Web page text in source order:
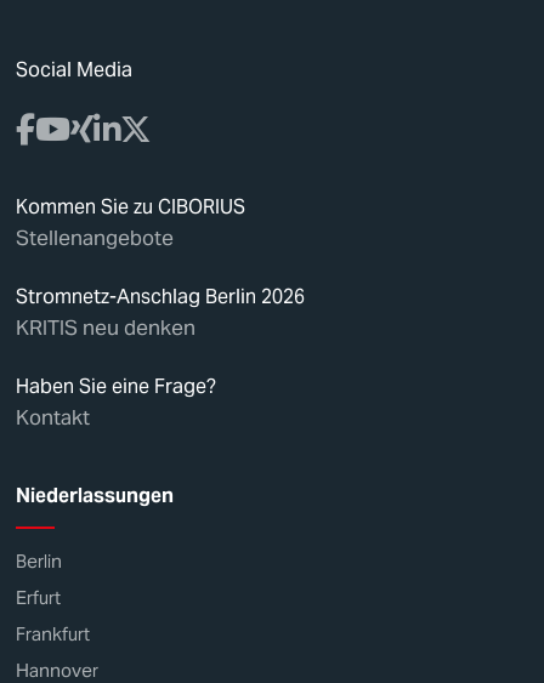
Social Media
Kommen Sie zu CIBORIUS
Stellenangebote
Stromnetz-Anschlag Berlin 2026
KRITIS neu denken
Haben Sie eine Frage?
Kontakt
Niederlassungen
Berlin
Erfurt
Frankfurt
Hannover